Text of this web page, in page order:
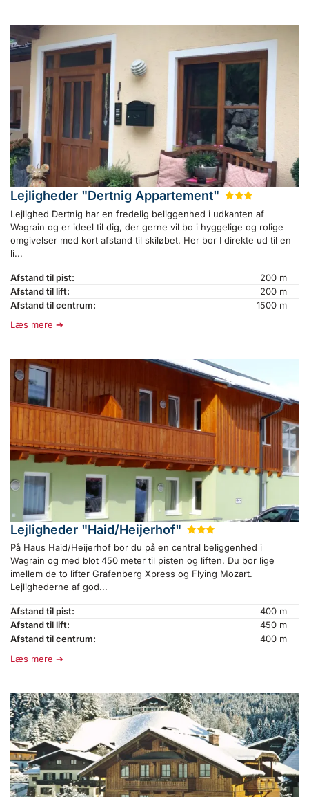
Lejligheder "Dertnig Appartement" ★★
Lejlighed Dertnig har en fredelig beliggenhed i udkanten af
Wagrain og er ideel til dig, der gerne vil bo i hyggelige og rolige
omgivelser med kort afstand til skiløbet. Her bor I direkte ud til en
li...
Afstand til pist:
200 m
Afstand til lift:
200 m
Afstand til centrum:
1500 m
Læs mere
Lejligheder "Haid/Heijerhof" ★★
På Haus Haid/Heijerhof bor du på en central beliggenhed i
Wagrain og med blot 450 meter til pisten og liften. Du bor lige
imellem de to lifter Grafenberg Xpress og Flying Mozart.
Lejlighederne af god...
Afstand til pist:
400 m
Afstand til lift:
450 m
Afstand til centrum:
400 m
Læs mere